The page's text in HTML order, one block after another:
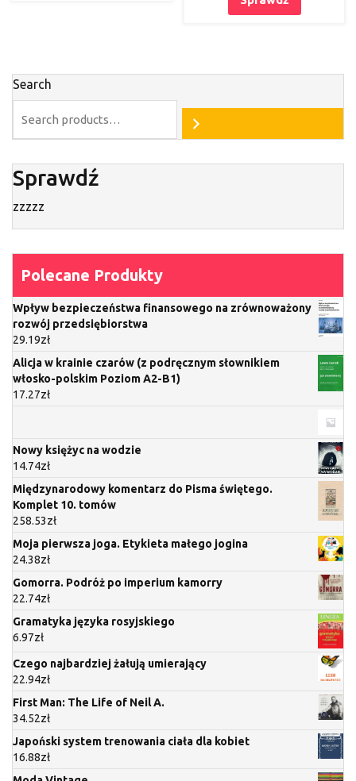
Search
Sprawdź
zzzzz
Polecane Produkty
Wpływ bezpieczeństwa finansowego na zrównoważony
rozwój przedsiębiorstwa
29.19zł
Alicja w krainie czarów (z podręcznym słownikiem
włosko-polskim Poziom A2-B1)
17.27zł
Nowy księżyc na wodzie
14.74zł
Międzynarodowy komentarz do Pisma świętego.
Komplet 10. tomów
258.53zł
Moja pierwsza joga. Etykieta małego jogina
24.38zł
Gomorra. Podróż po imperium kamorry
22.74zł
Gramatyka języka rosyjskiego
6.97zł
Czego najbardziej żałują umierający
22.94zł
First Man: The Life of Neil A.
34.52zł
Japoński system trenowania ciała dla kobiet
16.88zł